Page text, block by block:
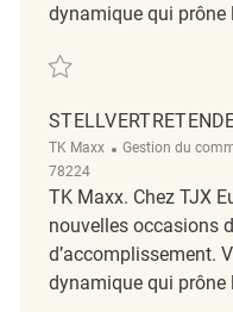
dynamique qui prône
Sauvegarder
TK Maxx Catégorie
Gestion du
78224
TK Maxx. Chez TJX
nouvelles occasions
d’accomplissement.
dynamique qui prône